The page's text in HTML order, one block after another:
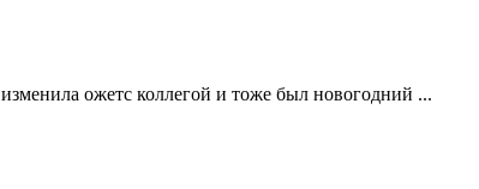
ожетс коллегой и тоже был новогодний ...